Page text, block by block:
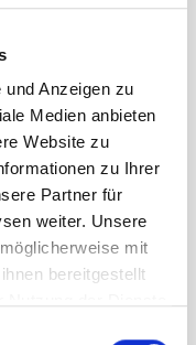
Anzeigen zu
Medien anbieten
Website zu
zu Ihrer
Partner für
weiter. Unsere
mit
bereitgestellt
6½ Uk
299,90 €